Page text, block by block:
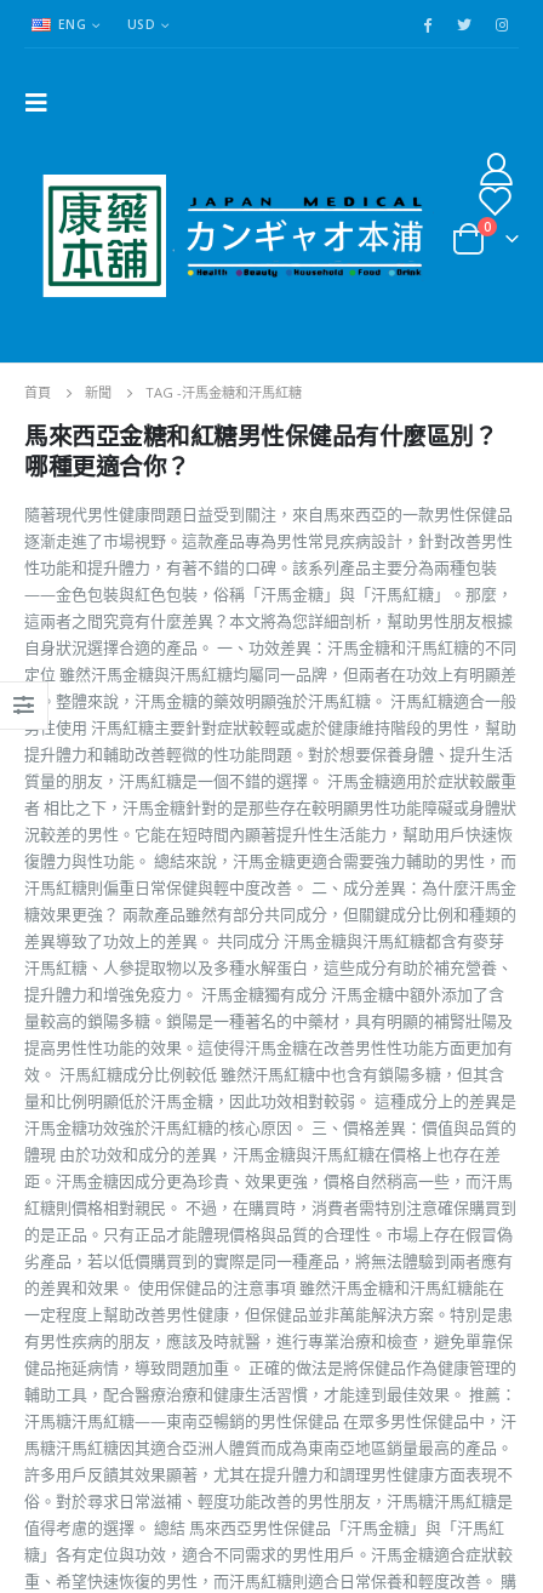
ENG USD
0
首頁 新聞 TAG -汗馬金糖和汗馬紅糖
馬來西亞金糖和紅糖男性保健品有什麼區別？
哪種更適合你？
隨著現代男性健康問題日益受到關注，來自馬來西亞的一款男性保健品
逐漸走進了市場視野。這款產品專為男性常見疾病設計，針對改善男性
性功能和提升體力，有著不錯的口碑。該系列產品主要分為兩種包裝
——金色包裝與紅色包裝，俗稱「汗馬金糖」與「汗馬紅糖」。那麼，
這兩者之間究竟有什麼差異？本文將為您詳細剖析，幫助男性朋友根據
自身狀況選擇合適的產品。 一、功效差異：汗馬金糖和汗馬紅糖的不同
定位 雖然汗馬金糖與汗馬紅糖均屬同一品牌，但兩者在功效上有明顯差
異。整體來說，汗馬金糖的藥效明顯強於汗馬紅糖。 汗馬紅糖適合一般
男性使用 汗馬紅糖主要針對症狀較輕或處於健康維持階段的男性，幫助
提升體力和輔助改善輕微的性功能問題。對於想要保養身體、提升生活
質量的朋友，汗馬紅糖是一個不錯的選擇。 汗馬金糖適用於症狀較嚴重
者 相比之下，汗馬金糖針對的是那些存在較明顯男性功能障礙或身體狀
況較差的男性。它能在短時間內顯著提升性生活能力，幫助用戶快速恢
復體力與性功能。 總結來說，汗馬金糖更適合需要強力輔助的男性，而
汗馬紅糖則偏重日常保健與輕中度改善。 二、成分差異：為什麼汗馬金
糖效果更強？ 兩款產品雖然有部分共同成分，但關鍵成分比例和種類的
差異導致了功效上的差異。 共同成分 汗馬金糖與汗馬紅糖都含有麥芽
汗馬紅糖、人參提取物以及多種水解蛋白，這些成分有助於補充營養、
提升體力和增強免疫力。 汗馬金糖獨有成分 汗馬金糖中額外添加了含
量較高的鎖陽多糖。鎖陽是一種著名的中藥材，具有明顯的補腎壯陽及
提高男性性功能的效果。這使得汗馬金糖在改善男性性功能方面更加有
效。 汗馬紅糖成分比例較低 雖然汗馬紅糖中也含有鎖陽多糖，但其含
量和比例明顯低於汗馬金糖，因此功效相對較弱。 這種成分上的差異是
汗馬金糖功效強於汗馬紅糖的核心原因。 三、價格差異：價值與品質的
體現 由於功效和成分的差異，汗馬金糖與汗馬紅糖在價格上也存在差
距。汗馬金糖因成分更為珍貴、效果更強，價格自然稍高一些，而汗馬
紅糖則價格相對親民。 不過，在購買時，消費者需特別注意確保購買到
的是正品。只有正品才能體現價格與品質的合理性。市場上存在假冒偽
劣產品，若以低價購買到的實際是同一種產品，將無法體驗到兩者應有
的差異和效果。 使用保健品的注意事項 雖然汗馬金糖和汗馬紅糖能在
一定程度上幫助改善男性健康，但保健品並非萬能解決方案。特別是患
有男性疾病的朋友，應該及時就醫，進行專業治療和檢查，避免單靠保
健品拖延病情，導致問題加重。 正確的做法是將保健品作為健康管理的
輔助工具，配合醫療治療和健康生活習慣，才能達到最佳效果。 推薦：
汗馬糖汗馬紅糖——東南亞暢銷的男性保健品 在眾多男性保健品中，汗
馬糖汗馬紅糖因其適合亞洲人體質而成為東南亞地區銷量最高的產品。
許多用戶反饋其效果顯著，尤其在提升體力和調理男性健康方面表現不
俗。對於尋求日常滋補、輕度功能改善的男性朋友，汗馬糖汗馬紅糖是
值得考慮的選擇。 總結 馬來西亞男性保健品「汗馬金糖」與「汗馬紅
糖」各有定位與功效，適合不同需求的男性用戶。汗馬金糖適合症狀較
重、希望快速恢復的男性，而汗馬紅糖則適合日常保養和輕度改善。 購